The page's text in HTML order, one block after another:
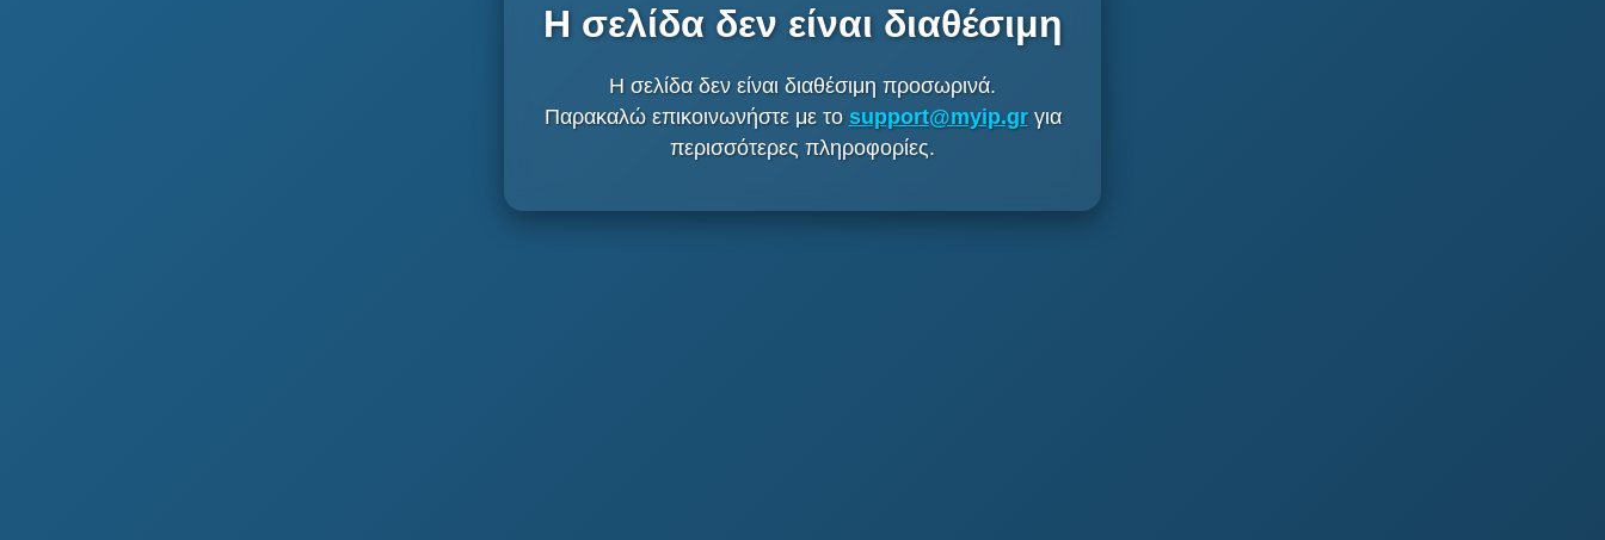
Η σελίδα δεν είναι διαθέσιμη
Η σελίδα δεν είναι διαθέσιμη προσωρινά.
Παρακαλώ επικοινωνήστε με το support@myip.grγια
περισσότερες πληροφορίες.